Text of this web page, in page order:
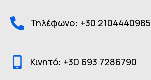
Τηλέφωνο: +30 2104440985
Κινητό: +30 693 7286790